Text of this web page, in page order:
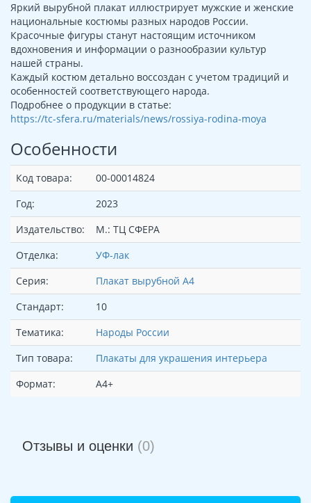
Яркий вырубной плакат иллюстрирует мужские и женские
национальные костюмы разных народов России.
Красочные фигуры станут настоящим источником
вдохновения и информации о разнообразии культур
нашей страны.
Каждый костюм детально воссоздан с учетом традиций и
особенностей соответствующего народа.
Подробнее о продукции в статье:
https://tc-sfera.ru/materials/news/rossiya-rodina-moya
Особенности
Код товара:
00-00014824
Год:
2023
Издательство:
М.: ТЦ СФЕРА
Отделка:
УФ-лак
Серия:
Плакат вырубной А4
Стандарт:
10
Тематика:
Народы России
Тип товара:
Плакаты для украшения интерьера
Формат:
А4+
Отзывы и оценки (0)